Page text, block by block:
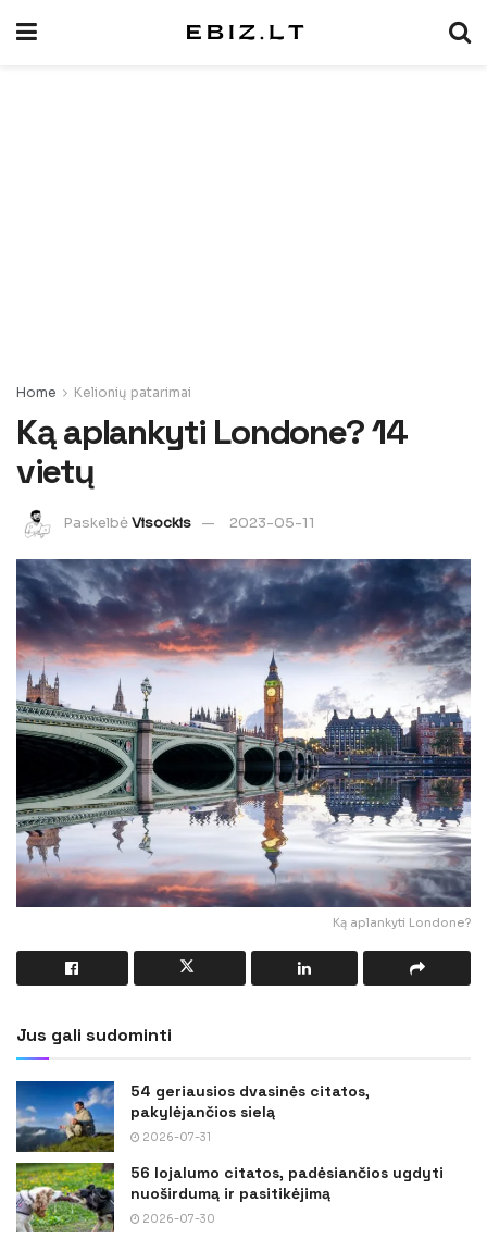
Home Kelionių patarimai
Ką aplankyti Londone? 14
vietų
PaskelbėVisockis 2023-05-11
Ką aplankyti Londone?
Jus gali sudominti
54 geriausios dvasinės citatos,
pakylėjančios sielą
2026-07-31
56 lojalumo citatos, padėsiančios ugdyti
nuoširdumą ir pasitikėjimą
2026-07-30